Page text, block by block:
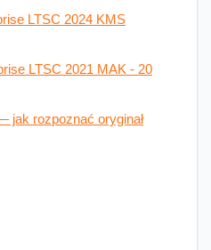
LTSC 2024 KMS
LTSC 2021 MAK - 20
jak rozpoznać oryginał